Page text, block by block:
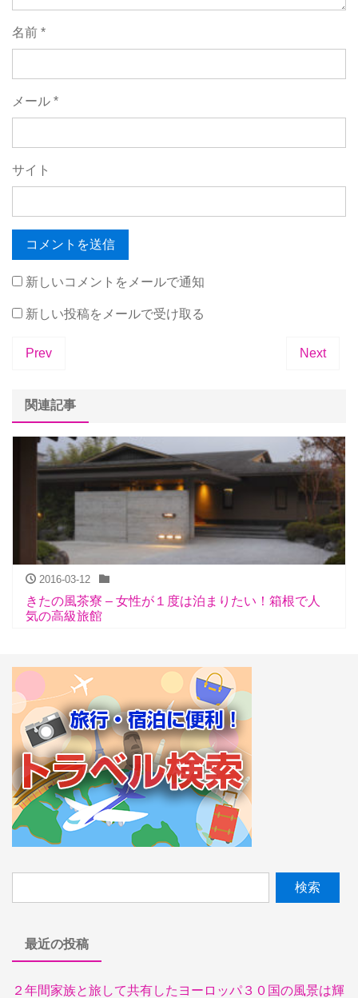
名前 *
メール *
サイト
新しいコメントをメールで通知
新しい投稿をメールで受け取る
Prev Next
関連記事
2016-03-12
きたの風茶寮 – 女性が１度は泊まりたい！箱根で人
気の高級旅館
最近の投稿
２年間家族と旅して共有したヨーロッパ３０国の風景は輝